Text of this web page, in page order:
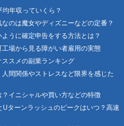
年収っていくら？
のは魔女やディズニーなどの定番？
うに確定申告をする方法とは？
場から見る障がい者雇用の実態
スメの副業ランキング
間関係やストレスなど限界を感じた
イニシャルや買い方などの特徴
ターンラッシュのピークはいつ？高速